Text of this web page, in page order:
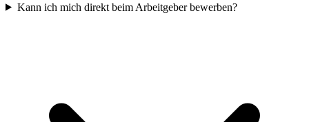
Kann ich mich direkt beim Arbeitgeber bewerben?